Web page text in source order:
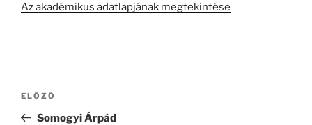
Az akadémikus adatlapjának megtekintése
Bejegyzés
Korábbi
bejegyzés
ELŐZŐ
Somogyi Árpád